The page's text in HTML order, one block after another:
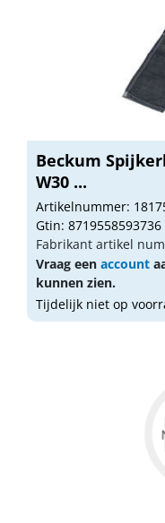
Beckum
W30 ...
Artikelnummer:
Gtin: 8719558593736
Fabrikant artikel
Vraag een account
kunnen zien.
Tijdelijk niet op